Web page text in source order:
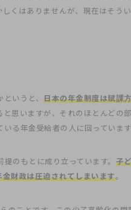
くはありませんが、現在はそう
いうと、 日本の年金制度は賦課
思いますが、それのほとんどの
る年金受給者の人に回っています
のもとに成り立っています。 子
財政は圧迫されてしまいます。